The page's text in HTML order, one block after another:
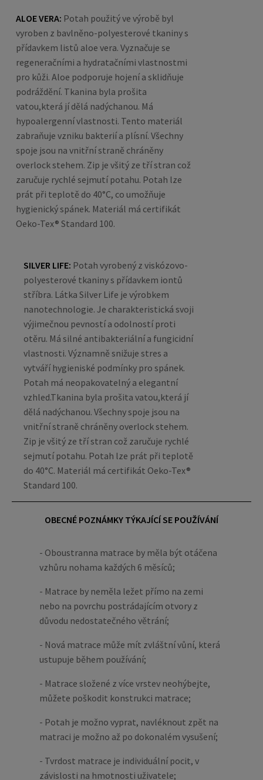
ALOE VERA: Potah použitý ve výrobě byl
vyroben z bavlněno-polyesterové tkaniny s
přídavkem listů aloe vera. Vyznačuje se
regeneračními a hydratačními vlastnostmi
pro kůži. Aloe podporuje hojení a sklidňuje
podráždění. Tkanina byla prošita
vatou,která jí dělá nadýchanou. Má
hypoalergenní vlastnosti. Tento materiál
zabraňuje vzniku bakterií a plísní. Všechny
spoje jsou na vnitřní straně chráněny
overlock stehem. Zip je všitý ze tří stran což
zaručuje rychlé sejmutí potahu. Potah lze
prát při teplotě do 40°C, co umožňuje
hygienický spánek. Materiál má certifikát
Oeko-Tex® Standard 100.
SILVER LIFE: Potah vyrobený z viskózovo-
polyesterové tkaniny s přídavkem iontů
stříbra. Látka Silver Life je výrobkem
nanotechnologie. Je charakteristická svoji
výjimečnou pevností a odolností proti
otěru. Má silné antibakteriální a fungicidní
vlastnosti. Významně snižuje stres a
vytváří hygieniské podmínky pro spánek.
Potah má neopakovatelný a elegantní
vzhled.Tkanina byla prošita vatou,která jí
dělá nadýchanou. Všechny spoje jsou na
vnitřní straně chráněny overlock stehem.
Zip je všitý ze tří stran což zaručuje rychlé
sejmutí potahu. Potah lze prát při teplotě
do 40°C. Materiál má certifikát Oeko-Tex®
Standard 100.
OBECNÉ POZNÁMKY TÝKAJÍCÍ SE POUŽÍVÁNÍ
- Oboustranna matrace by měla být otáčena
vzhůru nohama každých 6 měsíců;
- Matrace by neměla ležet přímo na zemi
nebo na povrchu postrádajícím otvory z
důvodu nedostatečného větrání;
- Nová matrace může mít zvláštní vůní, která
ustupuje během používání;
- Matrace složené z více vrstev neohýbejte,
můžete poškodit konstrukci matrace;
- Potah je možno vyprat, navléknout zpět na
matraci je možno až po dokonalém vysušení;
- Tvrdost matrace je individuální pocit, v
závislosti na hmotnosti uživatele;